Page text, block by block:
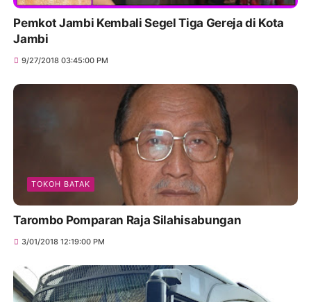
Pemkot Jambi Kembali Segel Tiga Gereja di Kota
Jambi
9/27/2018 03:45:00 PM
TOKOH BATAK
Tarombo Pomparan Raja Silahisabungan
3/01/2018 12:19:00 PM